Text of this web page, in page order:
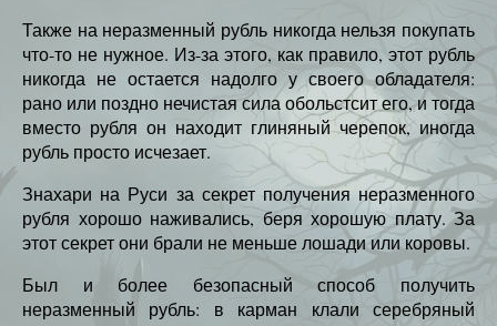
Также на неразменный рубль никогда нельзя покупать
что-то не нужное. Из-за этого, как правило, этот рубль
никогда не остается надолго у своего обладателя:
рано или поздно нечистая сила обольстсит его, и тогда
вместо рубля он находит глиняный черепок, иногда
рубль просто исчезает.
Знахари на Руси за секрет получения неразменного
рубля хорошо наживались, беря хорошую плату. За
этот секрет они брали не меньше лошади или коровы.
Был и более безопасный способ получить
неразменный рубль: в карман клали серебряный